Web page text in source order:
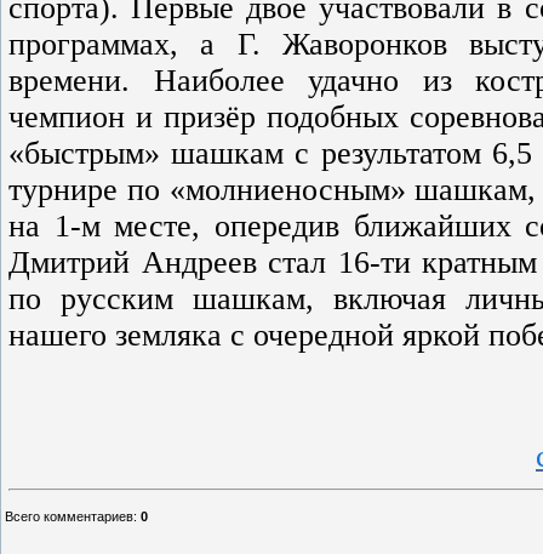
спорта). Первые двое участвовали в
программах, а Г. Жаворонков
времени. Наиболее удачно из
чемпион и призёр подобных
«быстрым» шашкам с результатом
турнире по «молниеносным»
на 1-м месте, опередив ближайших
Дмитрий Андреев стал 16-ти
по русским шашкам, включая
нашего земляка с очередной яркой
Всего комментариев: 0